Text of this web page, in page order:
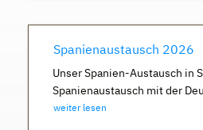
Spanienaustausch 2026
Unser Spanien-Austausch in
Spanienaustausch mit der
weiter lesen